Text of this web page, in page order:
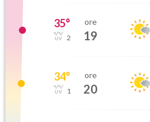
35°
2
ore
19
34°
1
ore
20